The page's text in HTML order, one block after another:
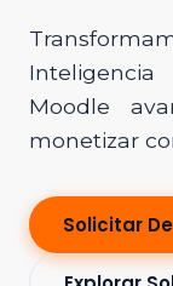
Moodle
monetizar
Solicitar